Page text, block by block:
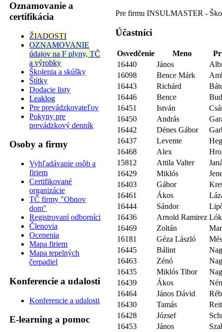
Oznamovanie a
certifikácia
ŽIADOSTI
OZNAMOVANIE
údajov na F plyny, TČ
a výrobky
Školenia a skúšky
Štítky
Dodacie listy
Leaklog
Pre prevádzkovateľov
Pokyny pre
prevádzkový denník
Osoby a firmy
Vyhľadávanie osôb a
firiem
Certifikované
organizácie
TČ firmy "Obnov
dom"
Registrovaní odborníci
Členovia
Ocenenia
Mapa firiem
Mapa tepelných
čerpadiel
Konferencie a udalosti
Konferencie a udalosti
E-learning a pomoc
Pre firmu INSULMASTER -
Účastníci
Osvedčenie Meno
16440
János
16098
Bence Márk
16443
Richárd
16446
Bence
16451
István
16450
András
16442
Dénes Gábor
16437
Levente
16468
Alex
15812
Attila Valter
16429
Miklós
16403
Gábor
16461
Ákos
16444
Sándor
16436
Arnold Ramirez
16469
Zoltán
16181
Géza László
16445
Bálint
16463
Zénó
16435
Miklós Tibor
16439
Ákos
16464
János Dávid
16430
Tamás
16428
József
16453
János